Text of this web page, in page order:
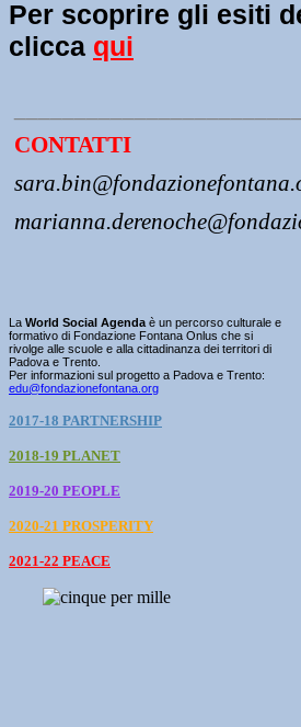
Per scoprire gli esiti
clicca qui
CONTATTI
La World Social Agenda è un percorso culturale e
formativo di Fondazione Fontana Onlus che si
rivolge alle scuole e alla cittadinanza dei territori di
Padova e Trento.
Per informazioni sul progetto a Padova e Trento:
edu@fondazionefontana.org
2017-18 PARTNERSHIP
2018-19 PLANET
2019-20 PEOPLE
2020-21 PROSPERITY
2021-22 PEACE